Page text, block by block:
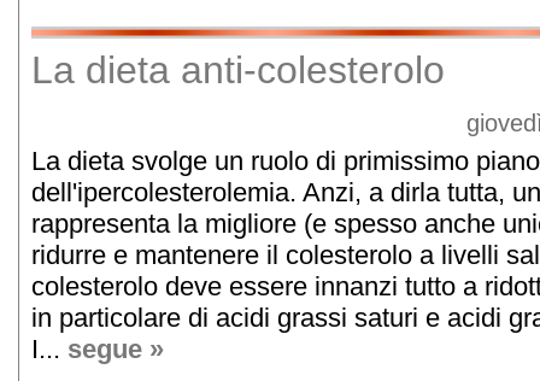
La dieta anti-colesterolo
La dieta svolge un ruolo di primissimo
dell'ipercolesterolemia. Anzi, a dirla tutta,
rappresenta la migliore (e spesso anche
ridurre e mantenere il colesterolo a livelli
colesterolo deve essere innanzi tutto a
in particolare di acidi grassi saturi e acidi
I... segue »